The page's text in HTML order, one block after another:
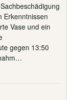
Erkenntnissen
Vase und ein
gegen 13:50